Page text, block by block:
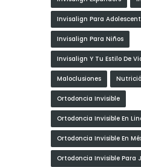
Invisalign Para
Invisalign Para Niños
Invisalign Y Tu Estilo De
Maloclusiones
Ortodoncia Invisible
Ortodoncia Invisible En
Ortodoncia Invisible En
Ortodoncia Invisible Para